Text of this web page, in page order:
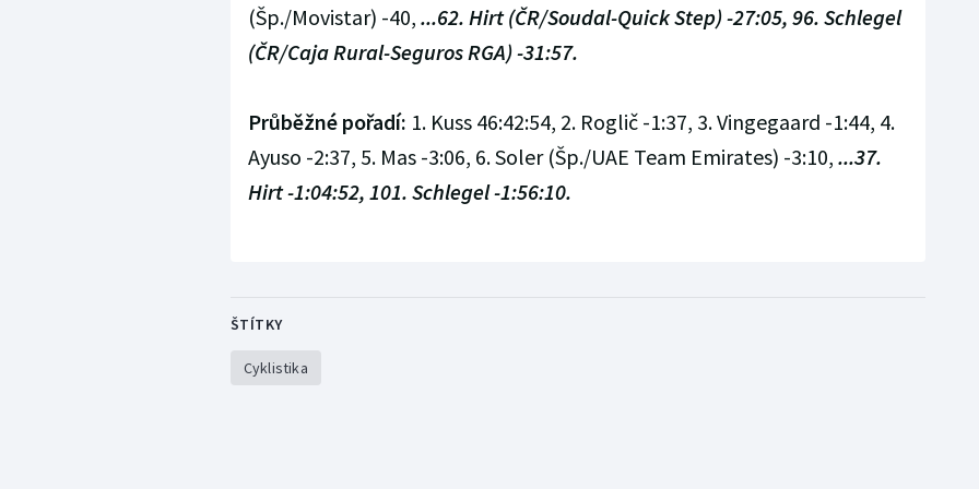
(Šp./Movistar) -40, ...62. Hirt (ČR/Soudal-Quick Step) -27:05, 96. Schlegel
(ČR/Caja Rural-Seguros RGA) -31:57.
Průběžné pořadí: 1. Kuss 46:42:54, 2. Roglič -1:37, 3. Vingegaard -1:44, 4.
Ayuso -2:37, 5. Mas -3:06, 6. Soler (Šp./UAE Team Emirates) -3:10, ...37.
Hirt -1:04:52, 101. Schlegel -1:56:10.
ŠTÍTKY
Cyklistika